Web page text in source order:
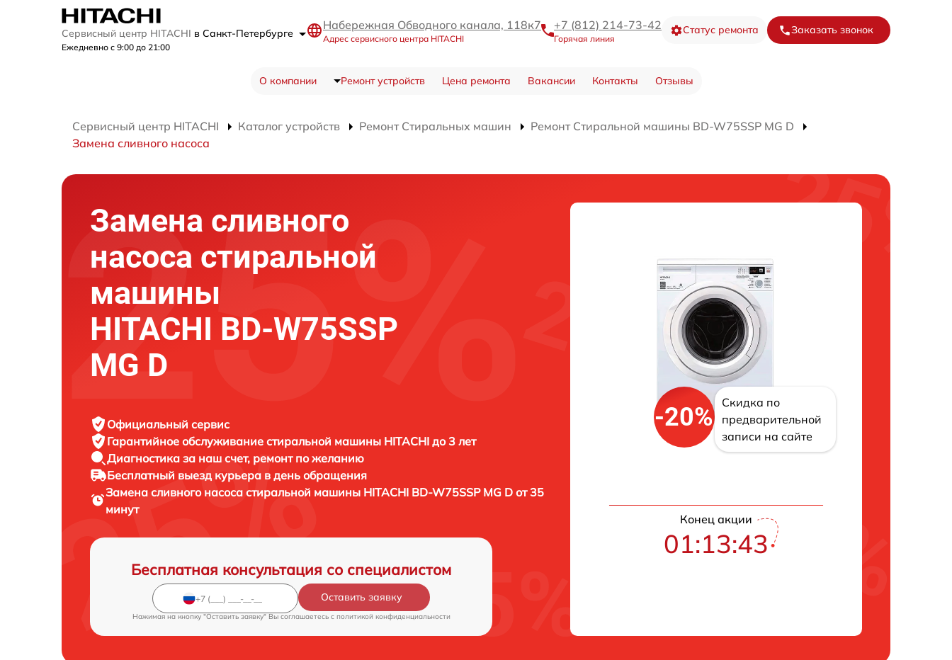
Сервисный центр HITACHI в Санкт-Петербурге
Ежедневно с 9:00 до 21:00
Набережная Обводного канала, 118к7
Адрес сервисного центра HITACHI
+7 (812) 214-73-42
Горячая линия
Статус ремонта Заказать звонок
О компании Ремонт устройств Цена ремонта Вакансии Контакты Отзывы
Сервисный центр HITACHI Каталог устройств Ремонт Стиральных машин
Ремонт Стиральной машины BD-W75SSP MG D
Замена сливного насоса
Замена сливного
насоса стиральной
машины
HITACHI BD-W75SSP
MG D
Официальный сервис
Гарантийное обслуживание стиральной машины HITACHI до 3 лет
Диагностика за наш счет, ремонт по желанию
Бесплатный выезд курьера в день обращения
Замена сливного насоса стиральной машины HITACHI BD-W75SSP MG D от 35
минут
Бесплатная консультация со специалистом
Оставить заявку
Нажимая на кнопку "Оставить заявку" Вы соглашаетесь c политикой конфиденциальности
-20%
Скидка по
предварительной
записи на сайте
Конец акции
01:13:42